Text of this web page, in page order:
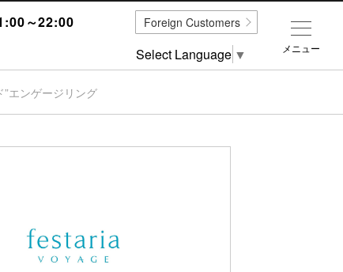
～22:00
エンゲージリング
メニュー
Foreign Customers
Select Language ▼